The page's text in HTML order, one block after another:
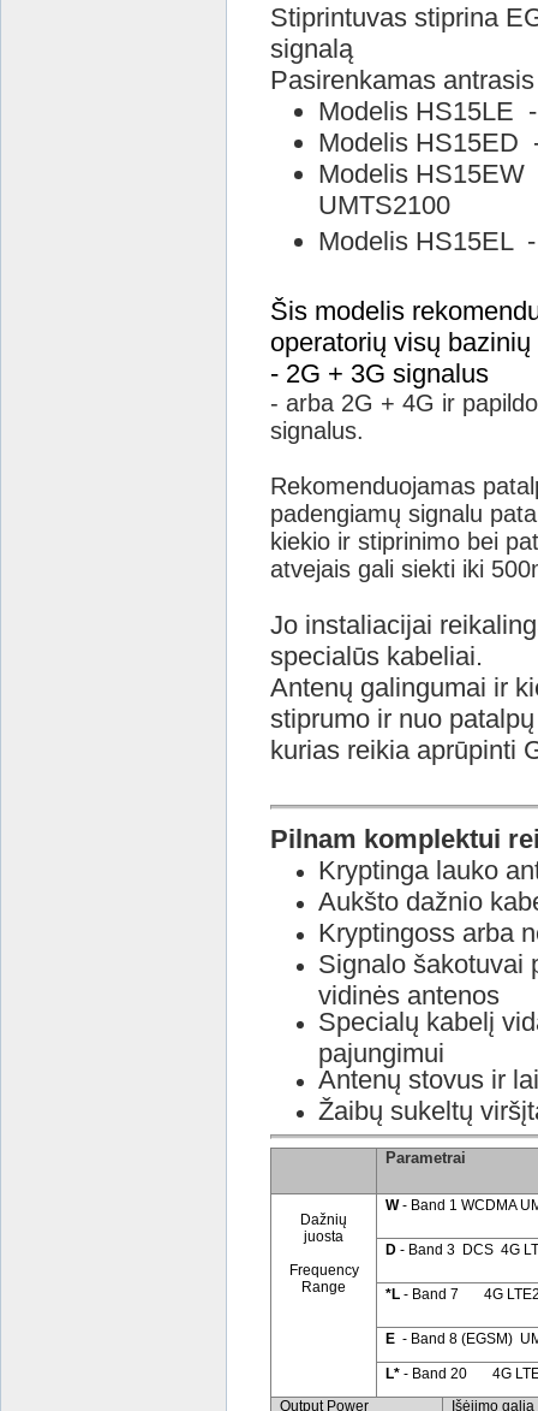
Stiprintuvas stiprina
signalą
Pasirenkamas
Modelis HS15LE
Modelis HS15ED
Modelis HS15EW
UMTS2100
Modelis HS15EL
Šis modelis
operatorių visų
- 2G + 3G signalus
- arba 2G + 4G ir
signalus.
Rekomenduojamas
padengiamų signalu
kiekio ir stiprinimo bei
atvejais gali siekti iki
Jo instaliacijai
specialūs kabeliai.
Antenų galingumai ir
stiprumo ir nuo
kurias reikia aprūpinti
Pilnam komplektui
Kryptinga lauko
Aukšto dažnio
Kryptingoss arba
Signalo šakotuvai
vidinės antenos
Specialų kabelį
pajungimui
Antenų stovus ir
Žaibų sukeltų
Parametrai
Dažnių
juosta
Frequency
Range
W- Band 1 WCDMA
D- Band 3 DCS 4G
*L - Band 7 4G
E - Band 8 (EGSM)
L* - Band 20
4G
Output Power
Išėjimo galia